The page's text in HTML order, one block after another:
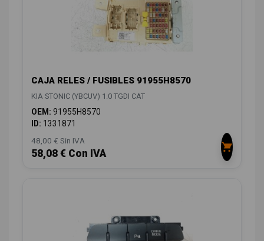
CAJA RELES / FUSIBLES 91955H8570
KIA STONIC (YBCUV) 1.0 TGDI CAT
OEM: 91955H8570
ID: 1331871
48,00 € Sin IVA
58,08 € Con IVA